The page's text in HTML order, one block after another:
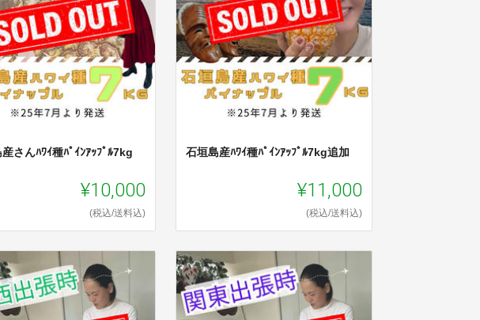
さんﾊﾜｲ種ﾊﾟｲﾝｱｯﾌﾟﾙ7kg
¥10,000
(税込/送料込)
石垣島産ﾊﾜｲ種ﾊﾟｲﾝｱｯﾌﾟﾙ7kg追加
¥11,000
(税込/送料込)